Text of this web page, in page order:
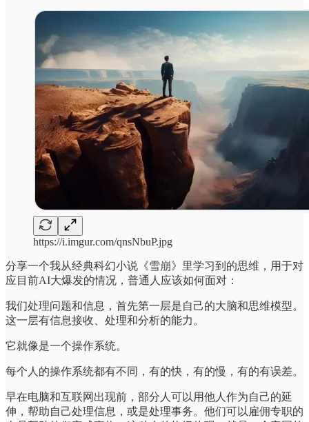
https://i.imgur.com/qnsNbuP.jpg
分享一个我从经典科幻小说《雪崩》里学习到的思维，用于对
应目前AI大爆发的情况，普通人应该如何面对：
我们处理问题和信息，首先第一层是自己的大脑和思维模型。
这一层有信息接收、处理和分析的能力。
它就像是一个操作系统。
每个人的操作系统都有不同，有的快，有的慢，有的有误差。
早在电脑和互联网出现前，部分人可以用他人作为自己的延
伸，帮助自己处理信息，或是处理事务。他们可以雇佣专职的